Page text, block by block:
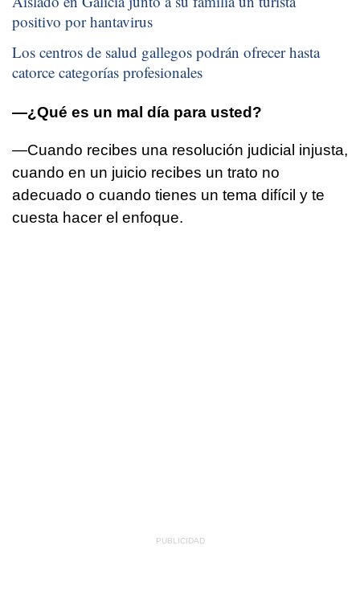
positivo por hantavirus
Los centros de salud gallegos podrán ofrecer hasta
catorce categorías profesionales
—¿Qué es un mal día para usted?
—Cuando recibes una resolución judicial injusta,
cuando en un juicio recibes un trato no
adecuado o cuando tienes un tema difícil y te
cuesta hacer el enfoque.